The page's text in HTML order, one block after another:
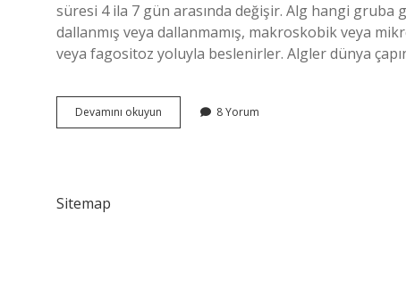
süresi 4 ila 7 gün arasında değişir. Alg hangi
dallanmış veya dallanmamış, makroskobik veya
veya fagositoz yoluyla beslenirler. Algler dünya
Devamını okuyun
Ne
8 Yorum
Sitemap